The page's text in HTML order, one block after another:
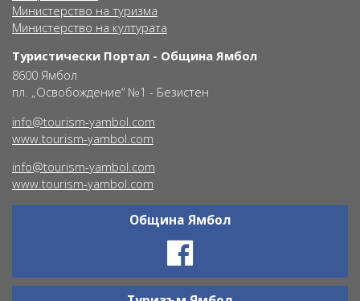
Министерство на туризма
Министерство на културата
Туристически Портал - Община Ямбол
8600 Ямбол
пл. „Освобождение“ №1 - Безистен
info@tourism-yambol.com
www.tourism-yambol.com
info@tourism-yambol.com
www.tourism-yambol.com
Община Ямбол
Ŝ